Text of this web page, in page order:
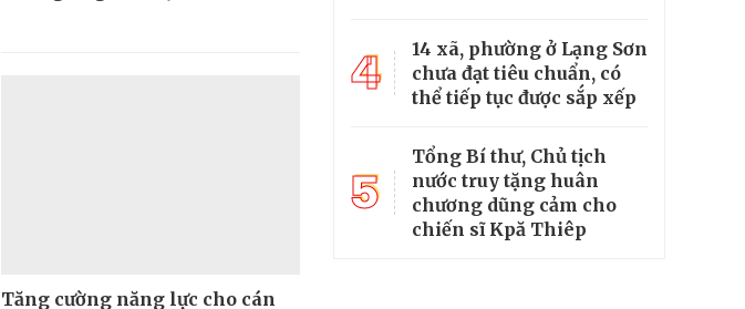
Tăng cường năng lực cho cán
4
14 xã, phường ở Lạng Sơn
chưa đạt tiêu chuẩn, có
thể tiếp tục được sắp xếp
5
Tổng Bí thư, Chủ tịch
nước truy tặng huân
chương dũng cảm cho
chiến sĩ Kpă Thiêp